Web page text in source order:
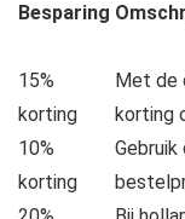
Besparing
15%
korting
Met de
korting
10%
korting